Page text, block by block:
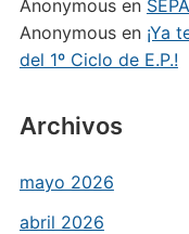
Anonymousen
Anonymousen ¡Ya
del 1º Ciclo de E.P.!
Archivos
mayo 2026
abril 2026